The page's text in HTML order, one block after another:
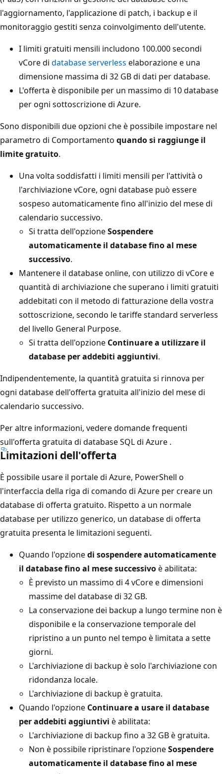
l'aggiornamento, l'applicazione di patch, i backup e il
monitoraggio gestiti senza coinvolgimento dell'utente.
I limiti gratuiti mensili includono 100.000 secondi
vCore di database serverless elaborazione e una
dimensione massima di 32 GB di dati per database.
L'offerta è disponibile per un massimo di 10 database
per ogni sottoscrizione di Azure.
Sono disponibili due opzioni che è possibile impostare nel
parametro di Comportamento quando si raggiunge il
limite gratuito.
Una volta soddisfatti i limiti mensili per l'attività o
l'archiviazione vCore, ogni database può essere
sospeso automaticamente fino all'inizio del mese di
calendario successivo.
Si tratta dell'opzioneSospendere
automaticamente il database fino al mese
successivo.
Mantenere il database online, con utilizzo di vCore e
quantità di archiviazione che superano i limiti gratuiti
addebitati con il metodo di fatturazione della vostra
sottoscrizione, secondo le tariffe standard serverless
del livello General Purpose.
Si tratta dell'opzione Continuare a utilizzare il
database per addebiti aggiuntivi.
Indipendentemente, la quantità gratuita si rinnova per
ogni database dell'offerta gratuita all'inizio del mese di
calendario successivo.
Per altre informazioni, vedere domande frequenti
sull'offerta gratuita di database SQL di Azure .
Limitazioni dell'offerta
È possibile usare il portale di Azure, PowerShell o
l'interfaccia della riga di comando di Azure per creare un
database di offerta gratuito. Rispetto a un normale
database per utilizzo generico, un database di offerta
gratuita presenta le limitazioni seguenti.
Quando l'opzionedi sospendere automaticamente
il database fino al mese successivoè abilitata:
È previsto un massimo di 4 vCore e dimensioni
massime del database di 32 GB.
La conservazione dei backup a lungo termine non è
disponibile e la conservazione temporale del
ripristino a un punto nel tempo è limitata a sette
giorni.
L'archiviazione di backup è solo l'archiviazione con
ridondanza locale.
L'archiviazione di backup è gratuita.
Quando l'opzione Continuare a usare il database
per addebiti aggiuntivi è abilitata:
L'archiviazione di backup fino a 32 GB è gratuita.
Non è possibile ripristinare l'opzioneSospendere
automaticamente il database fino al mese